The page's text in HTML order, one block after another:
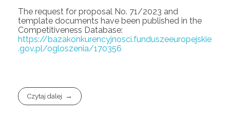
The request for proposal No. 71/2023 and
template documents have been published in the
Competitiveness Database:
https://bazakonkurencyjnosci.funduszeeuropejskie
.gov.pl/ogloszenia/170356
Czytaj dalej